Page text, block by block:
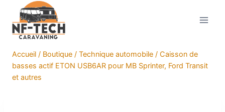
contenu
Accueil / Boutique / Technique automobile / Caisson de
basses actif ETON USB6AR pour MB Sprinter, Ford Transit
et autres